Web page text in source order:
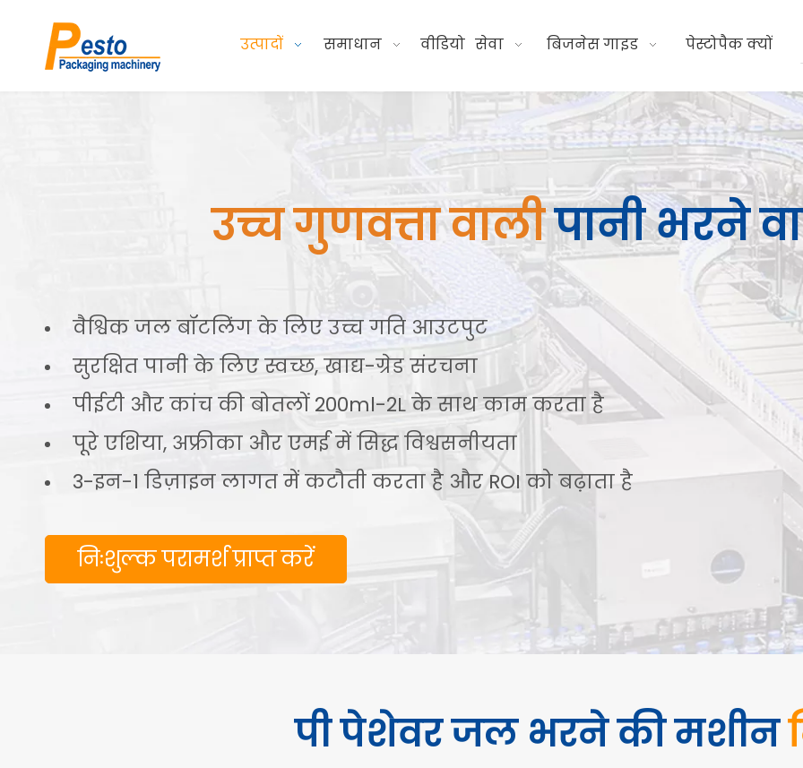
उत्पादों समाधान वीडियो सेवा बिजनेस गाइड पेस्टोपैक क्यों
उच्च गुणवत्ता वालीपानी भरने
वैश्विक जल बॉटलिंग के लिए उच्च गति आउटपुट
सुरक्षित पानी के लिए स्वच्छ, खाद्य-ग्रेड संरचना
पीईटी और कांच की बोतलों 200ml-2L के साथ काम करता है
पूरे एशिया, अफ्रीका और एमई में सिद्ध विश्वसनीयता
3-इन-1 डिज़ाइन लागत में कटौती करता है और ROI को बढ़ाता है
निःशुल्क परामर्श प्राप्त करें
पीपेशेवर जल भरने की मशीन